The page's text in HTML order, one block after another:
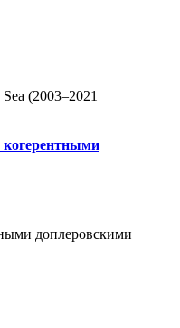
(2003–2021
когерентными
доплеровскими